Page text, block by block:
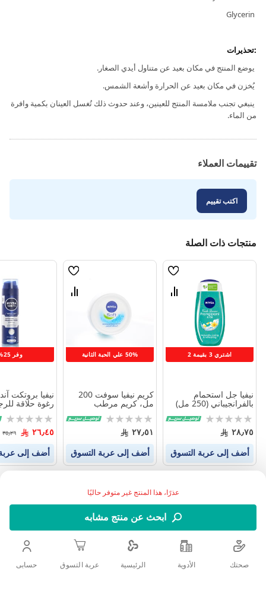
عذرًا، هذا المنتج غير متوفر حاليًا
ابحث عن منتج مشابه
:تحذيرات
يوضع المنتج في مكان بعيد عن متناول أيدي الصغار.
يُخزن في مكان بعيد عن الحرارة وأشعة الشمس.
ينبغي تجنب ملامسة المنتج للعينين، وعند حدوث ذلك تُغسل العينان بكمية وافرة
من الماء.
تقييمات العملاء
اكتب تقييم
منتجات ذات الصلة
اشتري 3 بقيمة 2
قائمة
قارن
نيفيا جل استحمام
بالفرانجيباني (250 مل)
Rating:
0%
٢٨٫٧٥
أضف إلى عربة التسوق
50% علي الحبة الثانية
قائمة
قارن
كريم نيفيا سوفت 200
مل، كريم مرطب
Rating:
0%
٢٧٫٥١
أضف إلى عربة التسوق
وفر 25%
نيفيا بروتكت
مل)
Rating:
0%
٢٦٫٤٥ ٣٥٫٢٦
أضف إلى
صحتك الأدوية الرئيسية عربة التسوق حسابى